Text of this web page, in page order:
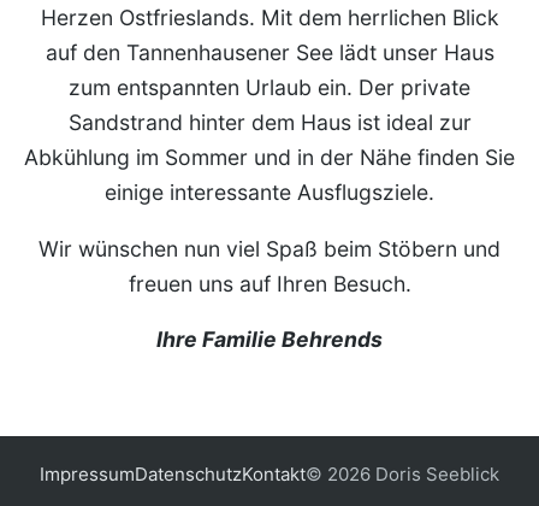
Herzen Ostfrieslands. Mit dem herrlichen Blick
auf den Tannenhausener See lädt unser Haus
zum entspannten Urlaub ein. Der private
Sandstrand hinter dem Haus ist ideal zur
Abkühlung im Sommer und in der Nähe finden Sie
einige interessante Ausflugsziele.
Wir wünschen nun viel Spaß beim Stöbern und
freuen uns auf Ihren Besuch.
Ihre Familie Behrends
ImpressumDatenschutzKontakt© 2026 Doris Seeblick